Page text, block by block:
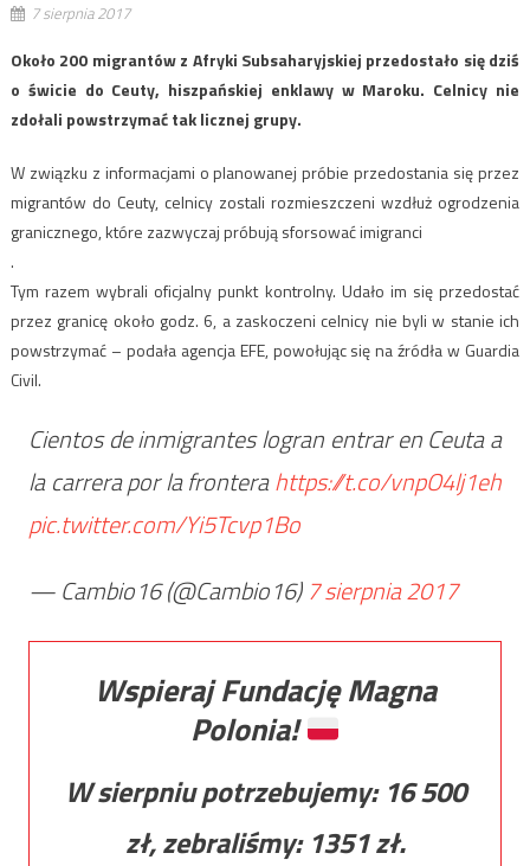
7 sierpnia 2017
Około 200 migrantów z Afryki Subsaharyjskiej przedostało się dziś
o świcie do Ceuty, hiszpańskiej enklawy w Maroku. Celnicy nie
zdołali powstrzymać tak licznej grupy.
W związku z informacjami o planowanej próbie przedostania się przez
migrantów do Ceuty, celnicy zostali rozmieszczeni wzdłuż ogrodzenia
granicznego, które zazwyczaj próbują sforsować imigranci
.
Tym razem wybrali oficjalny punkt kontrolny. Udało im się przedostać
przez granicę około godz. 6, a zaskoczeni celnicy nie byli w stanie ich
powstrzymać – podała agencja EFE, powołując się na źródła w Guardia
Civil.
Cientos de inmigrantes logran entrar en Ceuta a
la carrera por la fronterahttps://t.co/vnpO4lj1eh
pic.twitter.com/Yi5Tcvp1Bo
— Cambio16 (@Cambio16)7 sierpnia 2017
Wspieraj Fundację Magna
Polonia!
W sierpniu potrzebujemy: 16 500
zł, zebraliśmy: 1351zł.